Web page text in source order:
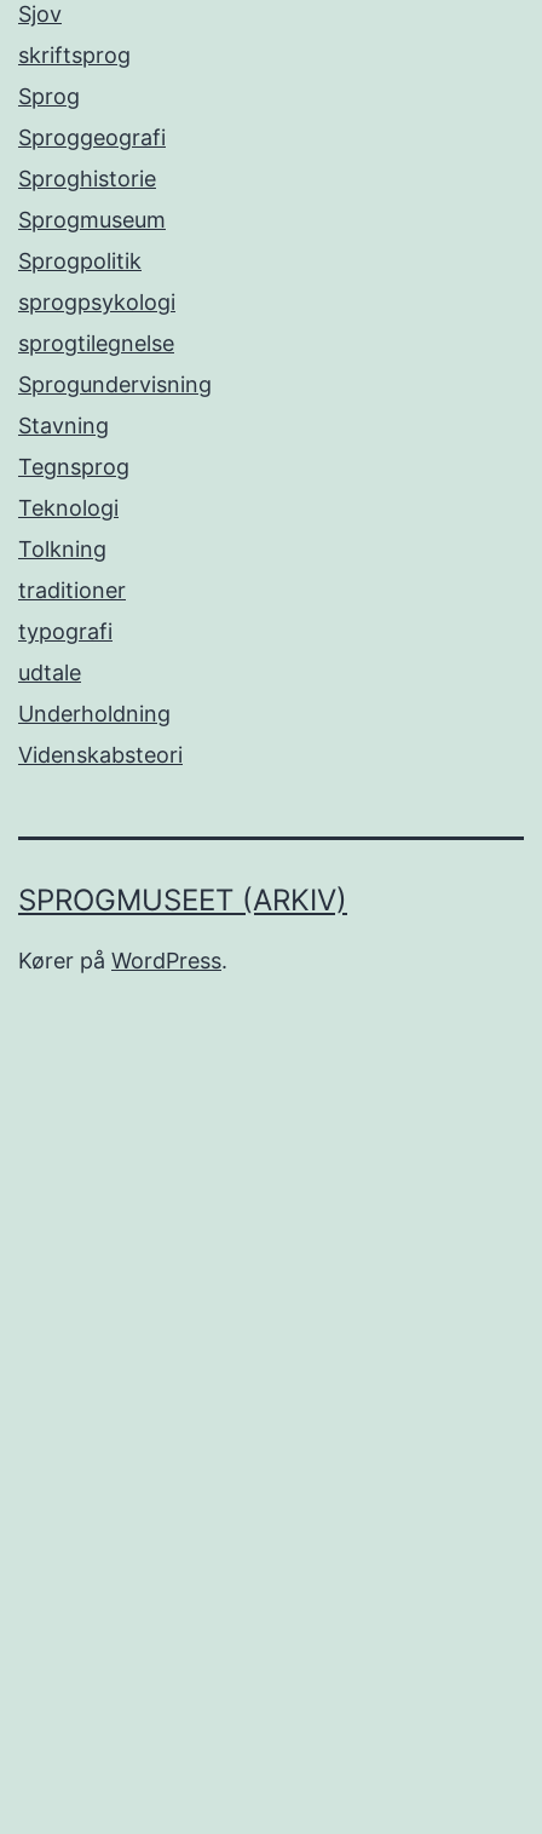
Sjov
skriftsprog
Sprog
Sproggeografi
Sproghistorie
Sprogmuseum
Sprogpolitik
sprogpsykologi
sprogtilegnelse
Sprogundervisning
Stavning
Tegnsprog
Teknologi
Tolkning
traditioner
typografi
udtale
Underholdning
Videnskabsteori
SPROGMUSEET (ARKIV)
Kører på WordPress.